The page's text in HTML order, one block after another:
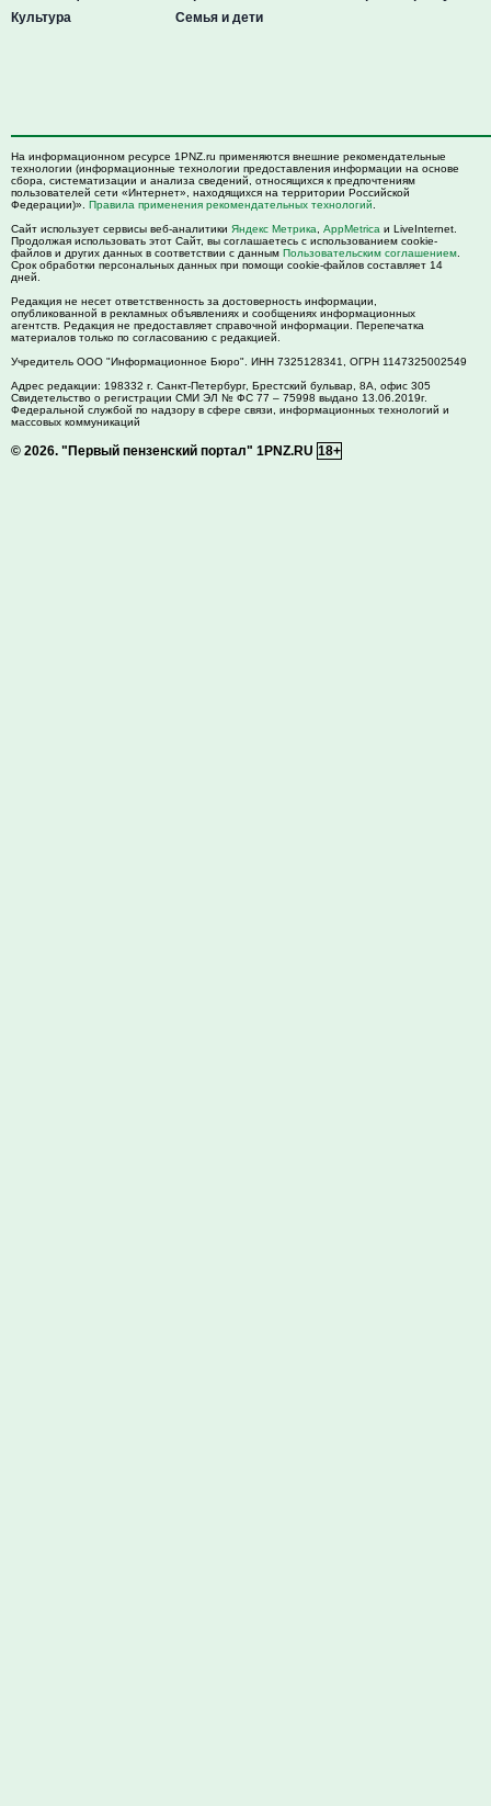
Культура
Семья и дети
На информационном ресурсе 1PNZ.ru применяются внешние рекомендательные
технологии (информационные технологии предоставления информации на основе
сбора, систематизации и анализа сведений, относящихся к предпочтениям
пользователей сети «Интернет», находящихся на территории Российской
Федерации)». Правила применения рекомендательных технологий
Сайт использует сервисы веб-аналитики Яндекс Метрика AppMetrica и LiveInternet.
Продолжая использовать этот Сайт, вы соглашаетесь с использованием cookie-
файлов и других данных в соответствии с данным Пользовательским соглашением
Срок обработки персональных данных при помощи cookie-файлов составляет 14
дней.
Редакция не несет ответственность за достоверность информации,
опубликованной в рекламных объявлениях и сообщениях информационных
агентств. Редакция не предоставляет справочной информации. Перепечатка
материалов только по согласованию с редакцией.
Учредитель ООО "Информационное Бюро". ИНН 7325128341, ОГРН 1147325002549
Адрес редакции: 198332 г. Санкт-Петербург, Брестский бульвар, 8А, офис 305
Свидетельство о регистрации СМИ ЭЛ № ФС 77 – 75998 выдано 13.06.2019г.
Федеральной службой по надзору в сфере связи, информационных технологий и
массовых коммуникаций
© 2026. "Первый пензенский портал" 1PNZ.RU 18+